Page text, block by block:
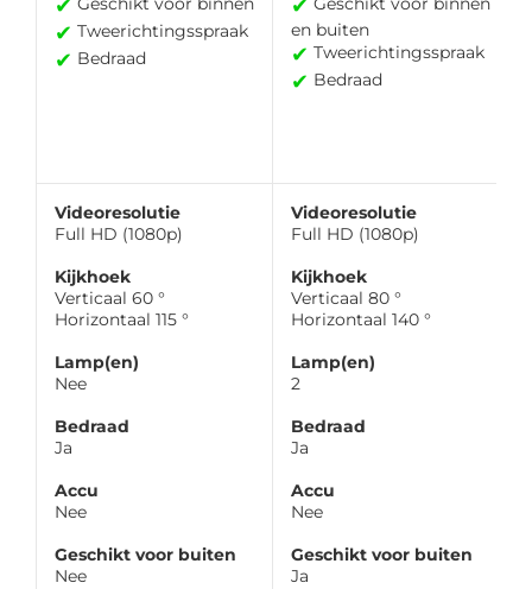
✔
✔ Tweerichtingsspraak
✔ Bedraad
Videoresolutie
Full HD (1080p)
Kijkhoek
Verticaal 60 °
Horizontaal 115 °
Lamp(en)
Nee
Bedraad
Ja
Accu
Nee
Geschikt voor buiten
Nee
✔
en buiten
✔ Tweerichtingsspraak
✔ Bedraad
Videoresolutie
Full HD (1080p)
Kijkhoek
Verticaal 80 °
Horizontaal 140 °
Lamp(en)
2
Bedraad
Ja
Accu
Nee
Geschikt voor buiten
Ja